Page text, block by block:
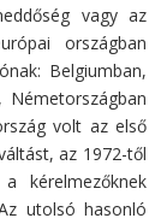
vagy az
országban
Belgiumban,
Németországban
volt az első
az 1972-től
kérelmezőknek
utolsó hasonló